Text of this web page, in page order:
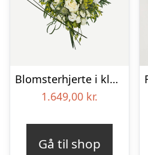
Blomsterhjerte i klassisk stil – creme
1.649,00 kr.
Gå til shop